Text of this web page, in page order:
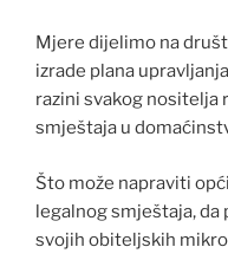
Mjere dijelimo na
izrade plana
razini svakog nositelja
smještaja u
Što može napraviti
legalnog smještaja,
svojih obiteljskih